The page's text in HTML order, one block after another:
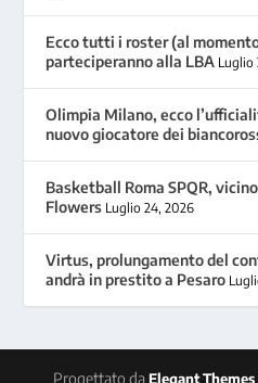
Ecco tutti i roster (al
parteciperanno alla LBA Luglio
Olimpia Milano, ecco
nuovo giocatore dei
Basketball Roma SPQR,
Flowers Luglio 24, 2026
Virtus, prolungamento del
andrà in prestito a Pesaro
Progettato daElegant Themes